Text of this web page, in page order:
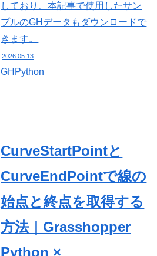
しており、本記事で使用したサン
プルのGHデータもダウンロードで
きます。
2026.05.13
GHPython
CurveStartPointと
CurveEndPointで線の
始点と終点を取得する
方法｜Grasshopper
Python ×